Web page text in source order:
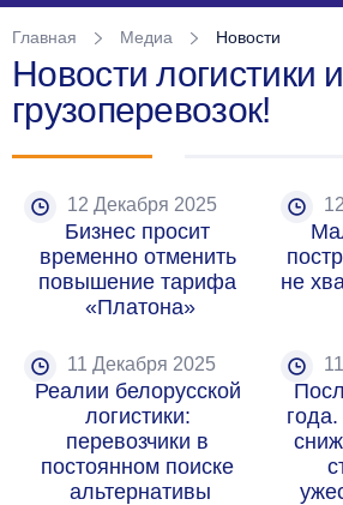
Главная Медиа Новости
Новости логистики
грузоперевозок!
12 Декабря 2025
Бизнес просит
временно отменить
повышение тарифа
«Платона»
не
11 Декабря 2025
Реалии белорусской
логистики:
перевозчики в
постоянном поиске
альтернативы